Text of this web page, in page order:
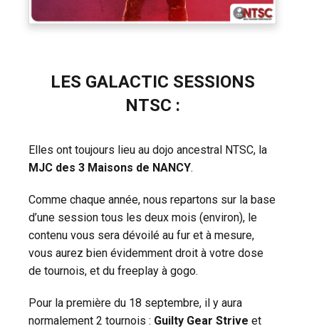
LES GALACTIC SESSIONS
NTSC :
Elles ont toujours lieu au dojo ancestral NTSC, la
MJC des 3 Maisons de NANCY.
Comme chaque année, nous repartons sur la base
d’une session tous les deux mois (environ), le
contenu vous sera dévoilé au fur et à mesure,
vous aurez bien évidemment droit à votre dose
de tournois, et du freeplay à gogo.
Pour la première du 18 septembre, il y aura
normalement 2 tournois : Guilty Gear Strive et